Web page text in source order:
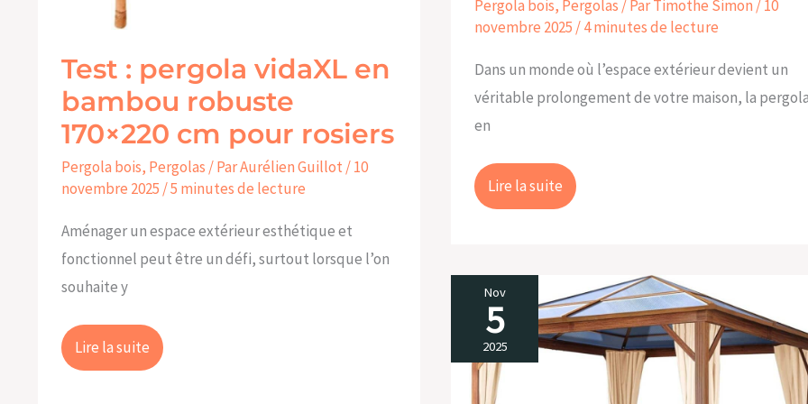
Pergola bois, Pergolas / ParTimothe Simon /10
novembre 2025 /4 minutes de lecture
Dans un monde où l’espace extérieur devient un
véritable prolongement de votre maison, la
en
Lire la suite
Test : pergola vidaXL en
bambou robuste
170×220 cm pour rosiers
Pergola bois, Pergolas / ParAurélien Guillot /10
novembre 2025 /5 minutes de lecture
Aménager un espace extérieur esthétique et
fonctionnel peut être un défi, surtout lorsque l’on
souhaite y
Lire la suite
Nov
5
2025
Test
:
tonnelle
TOOLPORT